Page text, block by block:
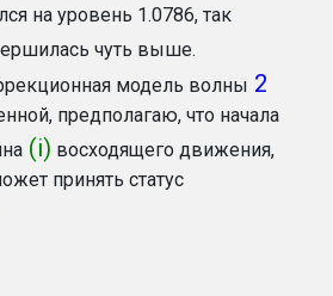
на уровень 1.0786, так
чуть выше.
модель волны 2
предполагаю, что начала
(i) восходящего движения,
принять статус